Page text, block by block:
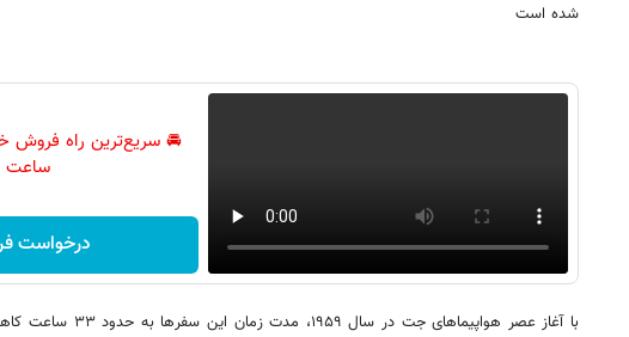
شده است
🚘 سریع‌ترین راه فروش
ساعت
درخواست
با آغاز عصر هواپیماهای جت